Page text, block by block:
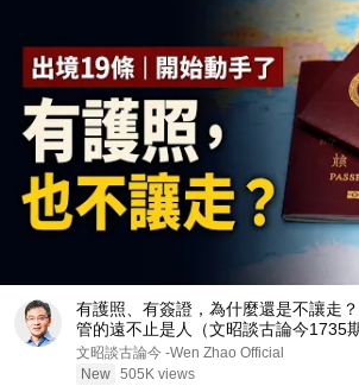
有護照、有簽證，為什麼還是不讓走
管的遠不止是人（文昭談古論今1735期
文昭談古論今 -Wen Zhao Official
New 505K views